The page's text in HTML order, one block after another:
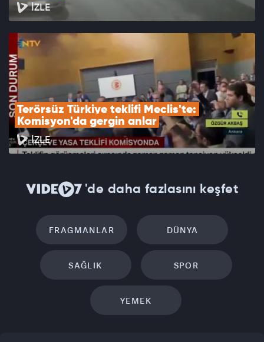
İZLE
Terörsüz Türkiye teklifi Meclis'te:
Komisyon'da gergin anlar
İZLE
'de daha fazlasını keşfet
FRAGMANLAR DÜNYA
SAĞLIK SPOR
YEMEK